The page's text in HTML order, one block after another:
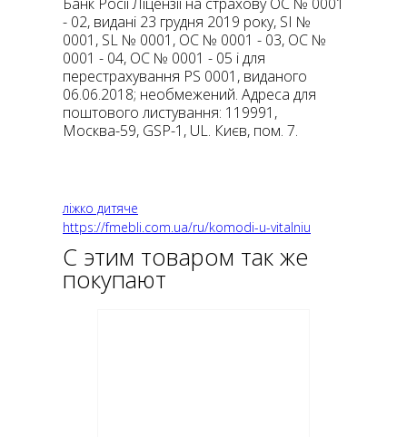
- 02, видані 23 грудня 2019 року, SI №
0001, SL № 0001, ОС № 0001 - 03, ОС №
0001 - 04, ОС № 0001 - 05 і для
перестрахування PS 0001, виданого
06.06.2018; необмежений. Адреса для
поштового листування: 119991,
Москва-59, GSP-1, UL. Києв, пом. 7.
ліжко дитяче
https://fmebli.com.ua/ru/komodi-u-vitalniu
С этим товаром так же
покупают